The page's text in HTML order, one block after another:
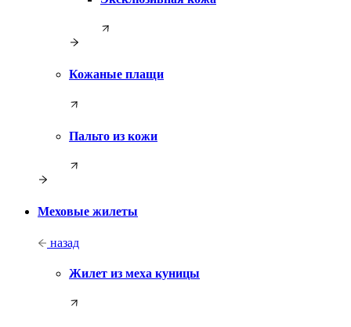
Кожаные плащи
Пальто из кожи
Меховые жилеты
назад
Жилет из меха куницы